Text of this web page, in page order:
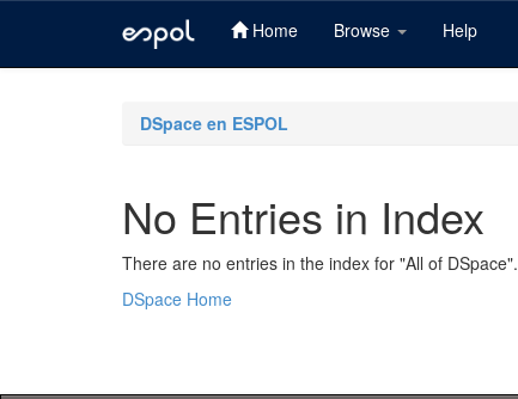
Home Browse Help
DSpace en ESPOL
No Entries in Index
There are no entries in the index for "All of DSpace".
DSpace Home